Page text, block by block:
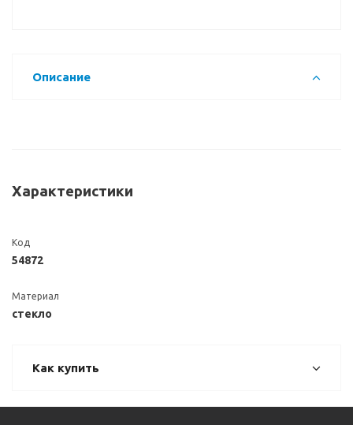
Описание
Характеристики
Код
54872
Материал
стекло
Как купить